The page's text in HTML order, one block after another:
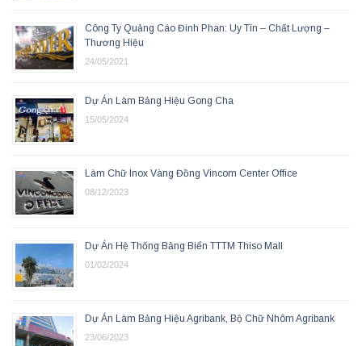
Công Ty Quảng Cáo Đinh Phan: Uy Tín – Chất Lượng –
Thương Hiệu
24/05/2021
Dự Án Làm Bảng Hiệu Gong Cha
15/05/2024
Làm Chữ Inox Vàng Đồng Vincom Center Office
08/12/2023
Dự Án Hệ Thống Bảng Biển TTTM Thiso Mall
01/02/2024
Dự Án Làm Bảng Hiệu Agribank, Bộ Chữ Nhôm Agribank
23/06/2023